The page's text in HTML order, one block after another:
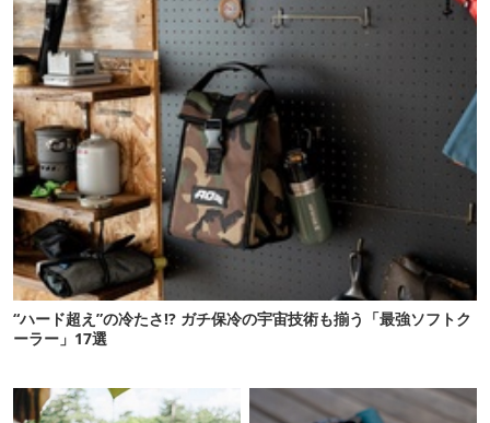
“ハード超え”の冷たさ!? ガチ保冷の宇宙技術も揃う「最強ソフトク
ーラー」17選